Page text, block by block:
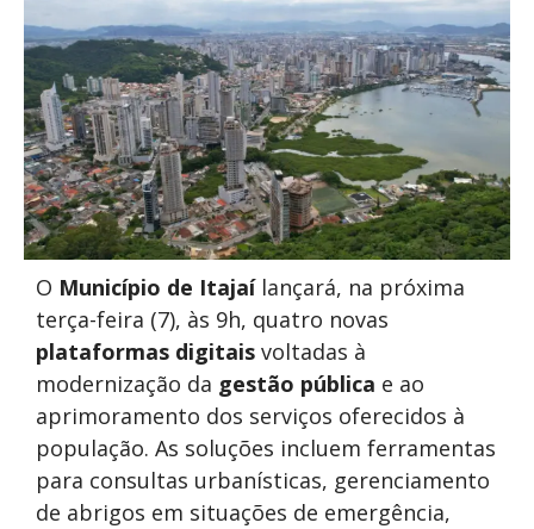
O Município de Itajaílançará, na próxima
terça-feira (7), às 9h, quatro novas
plataformas digitais voltadas à
modernização da gestão pública e ao
aprimoramento dos serviços oferecidos à
população. As soluções incluem ferramentas
para consultas urbanísticas, gerenciamento
de abrigos em situações de emergência,